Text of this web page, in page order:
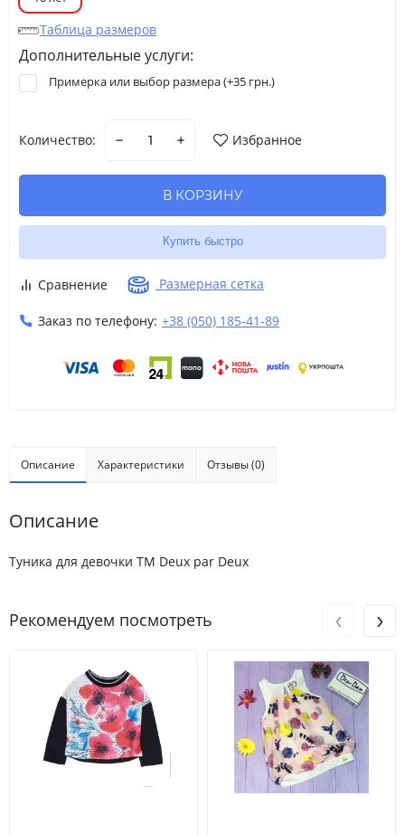
Таблица размеров
Дополнительные услуги:
Примерка или выбор размера (+35 грн.)
Количество: Избранное
В КОРЗИНУ
Купить быстро
Сравнение Размерная сетка
Заказ по телефону: +38 (050) 185-41-89
Описание Характеристики Отзывы (0)
Описание
Туника для девочки ТМ Deux par Deux
Рекомендуем посмотреть ‹ ›